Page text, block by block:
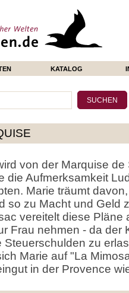
KATALOG
von der Marquise
die Aufmerksamkeit
Marie träumt
so zu Macht und Geld
vereitelt diese Pläne
Frau nehmen - da der
zu
Marie auf "La
in der Provence